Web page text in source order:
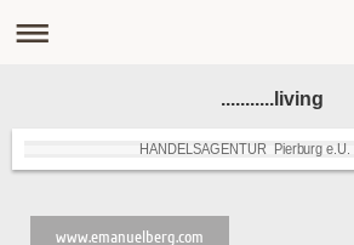
...........living
HANDELSAGENTUR Pierburg e.U.
www.emanuelberg.com